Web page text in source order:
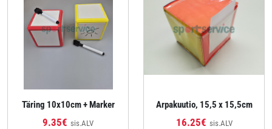
Täring 10x10cm + Marker
9.35€ sis.ALV
Arpakuutio, 15,5 x 15,5cm
16.25€ sis.ALV